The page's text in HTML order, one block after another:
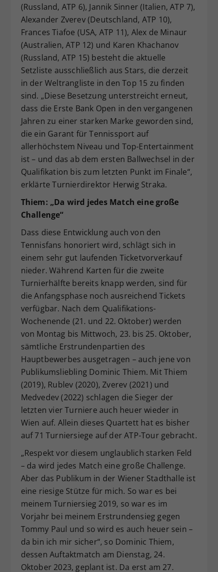
(Russland, ATP 6), Jannik Sinner (Italien, ATP 7),
Alexander Zverev (Deutschland, ATP 10),
Frances Tiafoe (USA, ATP 11), Alex de Minaur
(Australien, ATP 12) und Karen Khachanov
(Russland, ATP 15) besteht die aktuelle
Setzliste ausschließlich aus Stars, die derzeit
in der Weltrangliste in den Top 15 zu finden
sind. „Diese Besetzung unterstreicht erneut,
dass die Erste Bank Open in den vergangenen
Jahren zu einer starken Marke geworden sind,
die ein Garant für Tennissport auf
allerhöchstem Niveau und Top-Entertainment
ist – und das ab dem ersten Ballwechsel in der
Qualifikation bis zum letzten Punkt im Finale“,
erklärte Turnierdirektor Herwig Straka.
Thiem: „Da wird jedes Match eine große
Challenge“
Dass diese Entwicklung auch von den
Tennisfans honoriert wird, schlägt sich in
einem sehr gut laufenden Ticketvorverkauf
nieder. Während Karten für die zweite
Turnierhälfte bereits knapp werden, sind für
die Anfangsphase noch ausreichend Tickets
verfügbar. Nach dem Qualifikations-
Wochenende (21. und 22. Oktober) werden
von Montag bis Mittwoch, 23. bis 25. Oktober,
sämtliche Erstrundenpartien des
Hauptbewerbes ausgetragen – auch jene von
Publikumsliebling Dominic Thiem. Mit Thiem
(2019), Rublev (2020), Zverev (2021) und
Medvedev (2022) schlagen die Sieger der
letzten vier Turniere auch heuer wieder in
Wien auf. Allein dieses Quartett hat es bisher
auf 71 Turniersiege auf der ATP-Tour gebracht.
„Respekt vor diesem unglaublich starken Feld
– da wird jedes Match eine große Challenge.
Aber das Publikum in der Wiener Stadthalle ist
eine riesige Stütze für mich. So war es bei
meinem Turniersieg 2019, so war es im
Vorjahr bei meinem Erstrundensieg gegen
Tommy Paul und so wird es auch heuer sein –
da bin ich mir sicher“, so Dominic Thiem,
dessen Auftaktmatch am Dienstag, 24.
Oktober 2023, geplant ist. Da erst am 27.